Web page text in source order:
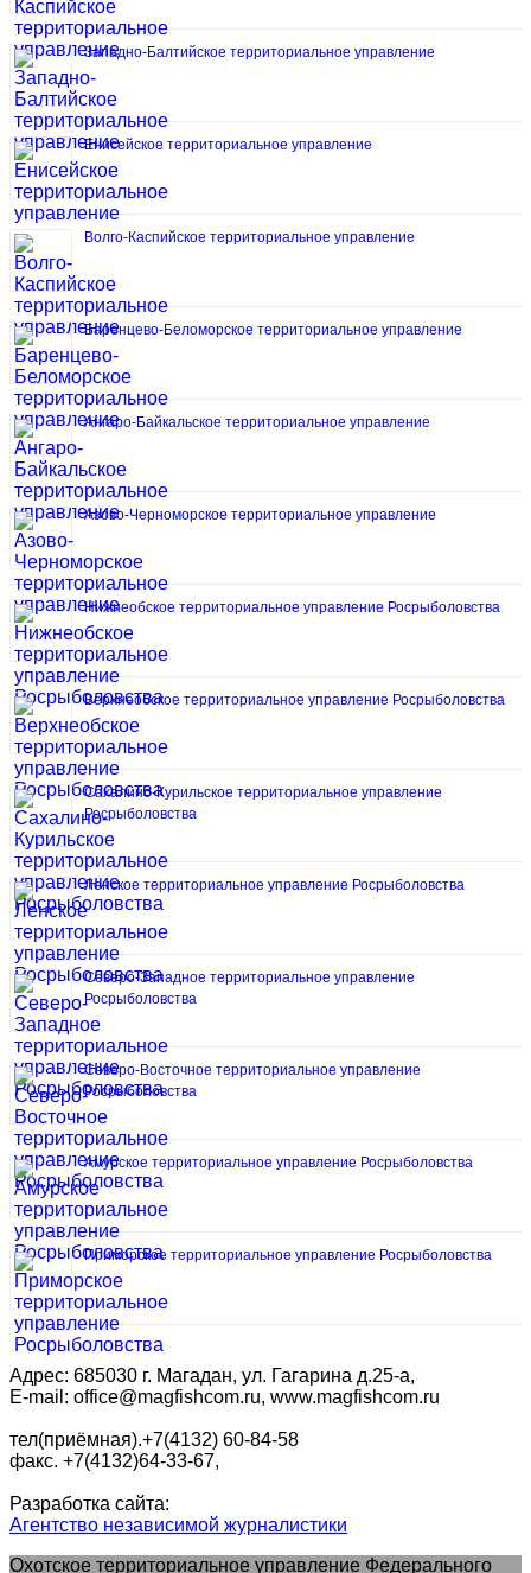
Западно-Балтийское территориальное управление
Енисейское территориальное управление
Волго-Каспийское территориальное управление
Баренцево-Беломорское территориальное управление
Ангаро-Байкальское территориальное управление
Азово-Черноморское территориальное управление
Нижнеобское территориальное управление Росрыболовства
Верхнеобское территориальное управление Росрыболовства
Сахалино-Курильское территориальное управление
Росрыболовства
Ленское территориальное управление Росрыболовства
Северо-Западное территориальное управление
Росрыболовства
Северо-Восточное территориальное управление
Росрыболовства
Амурское территориальное управление Росрыболовства
Приморское территориальное управление Росрыболовства
Адрес: 685030 г. Магадан, ул. Гагарина д.25-а,
E-mail: office@magfishcom.ru, www.magfishcom.ru
тел(приёмная).+7(4132) 60-84-58
факс. +7(4132)64-33-67,
Разработка сайта:
Агентство независимой журналистики
Охотское территориальное управление Федерального